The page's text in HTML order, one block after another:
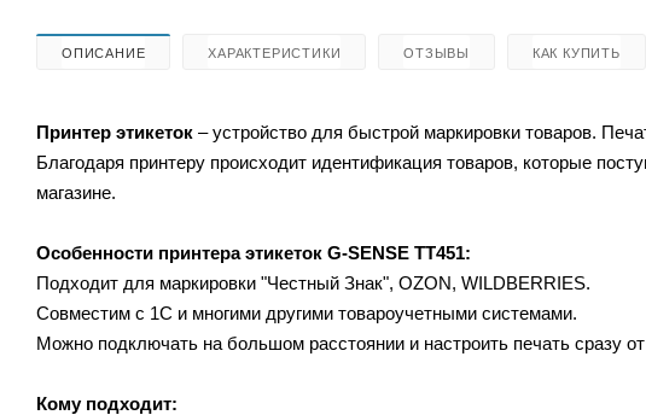
ОПИСАНИЕ ХАРАКТЕРИСТИКИ ОТЗЫВЫ КАК КУПИТЬ
Принтер этикеток –устройство для быстрой маркировки товаров.
Благодаря принтеру происходит идентификация товаров, которые
магазине.
Особенности принтера этикеток G-SENSE TT451:
Подходит для маркировки "Честный Знак", OZON, WILDBERRIES.
Совместим с 1С и многими другими товароучетными системами.
Можно подключать на большом расстоянии и настроить печать сразу от
Кому подходит: